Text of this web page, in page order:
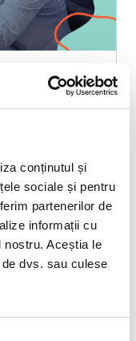
conținutul și
sociale și pentru
partenerilor de
informații cu
nostru. Aceștia le
dvs. sau culese
mediul
județul
care au fost
ne-am